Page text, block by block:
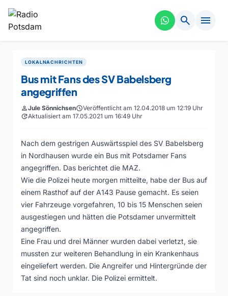
search menu
LOKALNACHRICHTEN
Bus mit Fans des SV Babelsberg
angegriffen
personJule SönnichsenscheduleVeröffentlicht am 12.04.2018 um 12:19 Uhr
updateAktualisiert am 17.05.2021 um 16:49 Uhr
Nach dem gestrigen Auswärtsspiel des SV Babelsberg
in Nordhausen wurde ein Bus mit Potsdamer Fans
angegriffen. Das berichtet die MAZ.
Wie die Polizei heute morgen mitteilte, habe der Bus auf
einem Rasthof auf der A143 Pause gemacht. Es seien
vier Fahrzeuge vorgefahren, 10 bis 15 Menschen seien
ausgestiegen und hätten die Potsdamer unvermittelt
angegriffen.
Eine Frau und drei Männer wurden dabei verletzt, sie
mussten zur weiteren Behandlung in ein Krankenhaus
eingeliefert werden. Die Angreifer und Hintergründe der
Tat sind noch unklar. Die Polizei ermittelt.